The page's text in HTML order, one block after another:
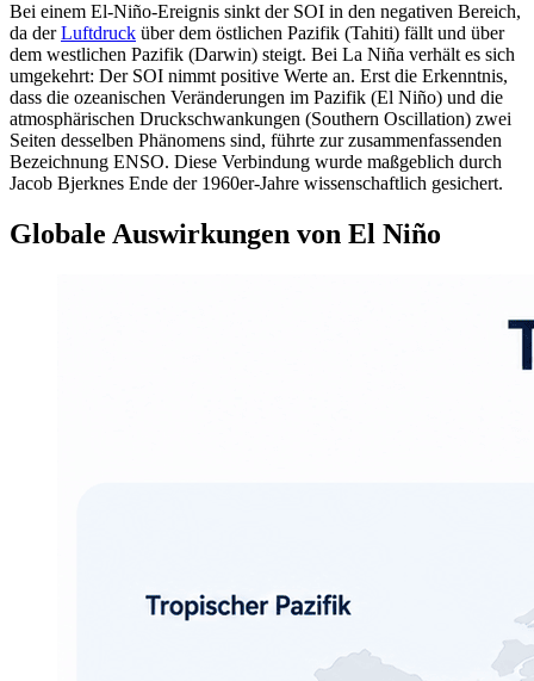
Bei einem El-Niño-Ereignis sinkt der SOI in den negativen Bereich,
da derLuftdruck über dem östlichen Pazifik (Tahiti) fällt und über
dem westlichen Pazifik (Darwin) steigt. Bei La Niña verhält es sich
umgekehrt: Der SOI nimmt positive Werte an. Erst die Erkenntnis,
dass die ozeanischen Veränderungen im Pazifik (El Niño) und die
atmosphärischen Druckschwankungen (Southern Oscillation) zwei
Seiten desselben Phänomens sind, führte zur zusammenfassenden
Bezeichnung ENSO. Diese Verbindung wurde maßgeblich durch
Jacob Bjerknes Ende der 1960er-Jahre wissenschaftlich gesichert.
Globale Auswirkungen von El Niño